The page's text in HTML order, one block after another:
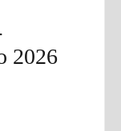
2026